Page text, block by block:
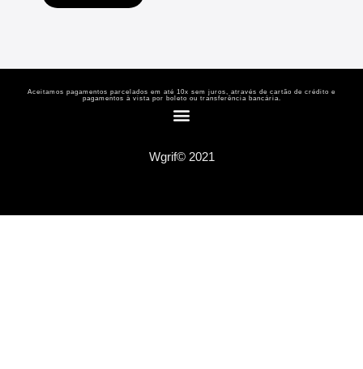
Aceitamos pagamentos parcelados em até 10x sem juros, através de cartão de crédito e
pagamentos à vista por boleto ou transferência bancária.
Wgrif© 2021